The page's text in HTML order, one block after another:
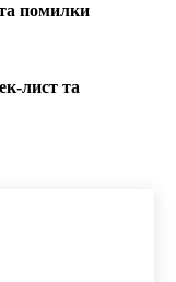
помилки
лист та